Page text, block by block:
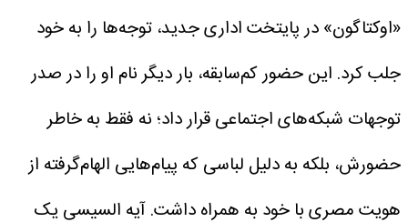
«اوکتاگون» در پایتخت اداری جدید، توجه‌ها را به خود
جلب کرد. این حضور کم‌سابقه، بار دیگر نام او را در صدر
توجهات شبکه‌های اجتماعی قرار داد؛ نه فقط به خاطر
حضورش، بلکه به دلیل لباسی که پیام‌هایی الهام‌گرفته از
هویت مصری با خود به همراه داشت.آیه السیسی یک